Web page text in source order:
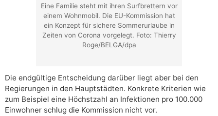
Eine Familie steht mit ihren Surfbrettern vor
einem Wohnmobil. Die EU-Kommission hat
ein Konzept für sichere Sommerurlaube in
Zeiten von Corona vorgelegt. Foto: Thierry
Roge/BELGA/dpa
Die endgültige Entscheidung darüber liegt aber bei den
Regierungen in den Hauptstädten. Konkrete Kriterien wie
zum Beispiel eine Höchstzahl an Infektionen pro 100.000
Einwohner schlug die Kommission nicht vor.